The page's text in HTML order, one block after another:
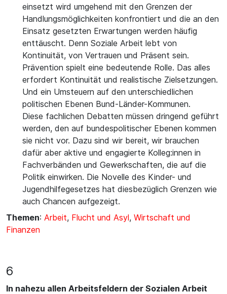
einsetzt wird umgehend mit den Grenzen der
Handlungsmöglichkeiten konfrontiert und die an den
Einsatz gesetzten Erwartungen werden häufig
enttäuscht. Denn Soziale Arbeit lebt von
Kontinuität, von Vertrauen und Präsent sein.
Prävention spielt eine bedeutende Rolle. Das alles
erfordert Kontinuität und realistische Zielsetzungen.
Und ein Umsteuern auf den unterschiedlichen
politischen Ebenen Bund-Länder-Kommunen.
Diese fachlichen Debatten müssen dringend geführt
werden, den auf bundespolitischer Ebenen kommen
sie nicht vor. Dazu sind wir bereit, wir brauchen
dafür aber aktive und engagierte Kolleg:innen in
Fachverbänden und Gewerkschaften, die auf die
Politik einwirken. Die Novelle des Kinder- und
Jugendhilfegesetzes hat diesbezüglich Grenzen wie
auch Chancen aufgezeigt.
Themen: Arbeit, Flucht und Asyl, Wirtschaft und
Finanzen
6
In nahezu allen Arbeitsfeldern der Sozialen Arbeit